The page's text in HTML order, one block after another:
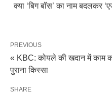
क्या ‘बिग बॉस’ का नाम बदलकर
PREVIOUS
« KBC: कोयले की खदान में काम
पुराना किस्सा
SHARE